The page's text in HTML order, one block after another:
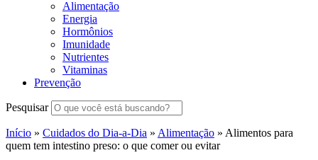
Alimentação
Energia
Hormônios
Imunidade
Nutrientes
Vitaminas
Prevenção
Pesquisar
Início » Cuidados do Dia-a-Dia » Alimentação » Alimentos para
quem tem intestino preso: o que comer ou evitar